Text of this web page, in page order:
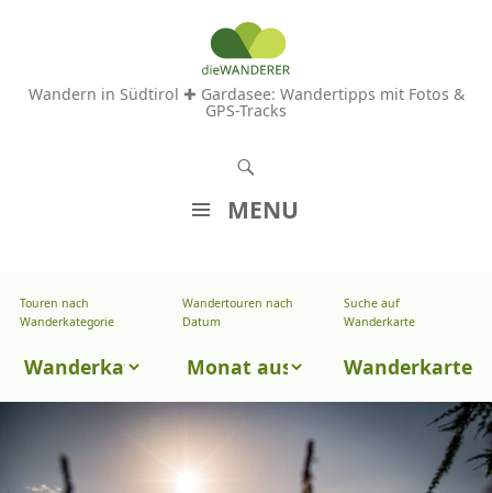
Wandern in Südtirol ✚ Gardasee: Wandertipps mit Fotos &
GPS-Tracks
MENU
M
A
L
T
Touren nach
Wanderkategorie
Touren
Wanderkategorie
Wandertouren nach
Datum
Wandertouren
Datum
Suche auf
Wanderkarte
Wanderkarte